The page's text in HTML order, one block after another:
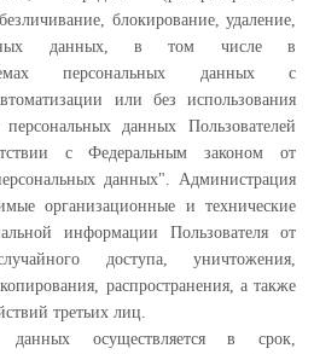
блокирование, удаление,
данных, в том числе в
персональных данных с
или без использования
данных Пользователей
с Федеральным законом от
данных". Администрация
организационные и технические
информации Пользователя от
доступа, уничтожения,
распространения, а также
третьих лиц.
данных осуществляется в срок,